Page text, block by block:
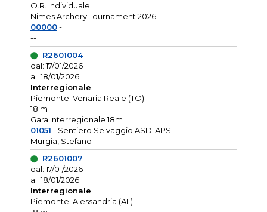
O.R. Individuale
Nimes Archery Tournament 2026
00000-
--
R2601004
dal: 17/01/2026
al: 18/01/2026
Interregionale
Piemonte: Venaria Reale (TO)
18 m
Gara Interregionale 18m
01051 - Sentiero Selvaggio ASD-APS
Murgia, Stefano
R2601007
dal: 17/01/2026
al: 18/01/2026
Interregionale
Piemonte: Alessandria (AL)